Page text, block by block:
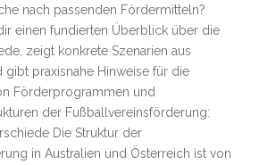
nach passenden Fördermitteln?
einen fundierten Überblick über die
zeigt konkrete Szenarien aus
gibt praxisnahe Hinweise für die
Förderprogrammen und
der Fußballvereinsförderung:
Die Struktur der
in Australien und Österreich ist von